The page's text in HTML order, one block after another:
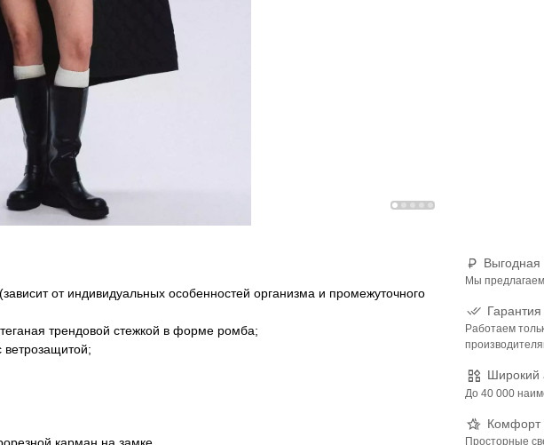
от индивидуальных особенностей организма и промежуточного
трендовой стежкой в форме ромба;
ветрозащитой;
Выгодная
Мы
Гарантия
Работаем
Широкий
До 40 000
Комфорт
Просторные